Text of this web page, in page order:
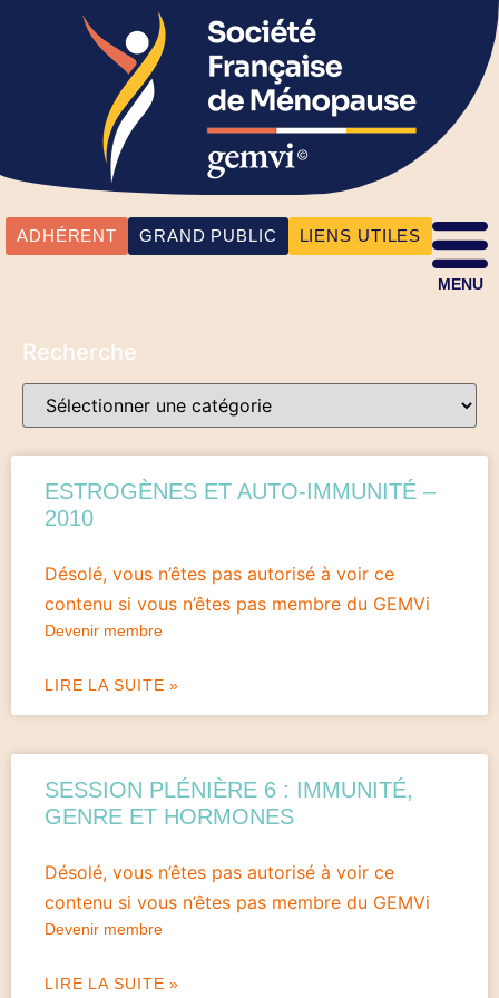
ADHÉRENT GRAND PUBLIC LIENS UTILES
MENU
Recherche
ESTROGÈNES ET AUTO-IMMUNITÉ –
2010
Désolé, vous n’êtes pas autorisé à voir ce
contenu si vous n’êtes pas membre du GEMVi
Devenir membre
LIRE LA SUITE »
SESSION PLÉNIÈRE 6 : IMMUNITÉ,
GENRE ET HORMONES
Désolé, vous n’êtes pas autorisé à voir ce
contenu si vous n’êtes pas membre du GEMVi
Devenir membre
LIRE LA SUITE »